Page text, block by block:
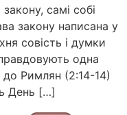
самі собі
закону написана у
совість i думки
одна
Римлян (2:14-14)
День […]